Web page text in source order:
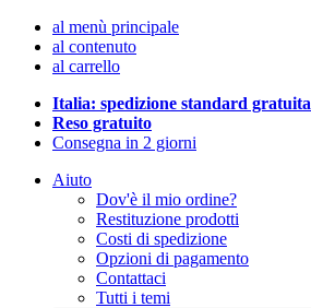
al menù principale
al contenuto
al carrello
Italia: spedizione standard gratuita
Reso gratuito
Consegna in 2 giorni
Aiuto
Dov'è il mio ordine?
Restituzione prodotti
Costi di spedizione
Opzioni di pagamento
Contattaci
Tutti i temi